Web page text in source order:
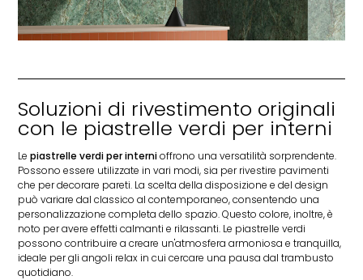
Soluzioni di rivestimento originali
con le piastrelle verdi per interni
Lepiastrelle verdi per internioffrono una versatilità sorprendente.
Possono essere utilizzate in vari modi, sia per rivestire pavimenti
che per decorare pareti. La scelta della disposizione e del design
può variare dal classico al contemporaneo, consentendo una
personalizzazione completa dello spazio. Questo colore, inoltre, è
noto per avere effetti calmanti e rilassanti. Le piastrelle verdi
possono contribuire a creare un'atmosfera armoniosa e tranquilla,
ideale per gli angoli relax in cui cercare una pausa dal trambusto
quotidiano.